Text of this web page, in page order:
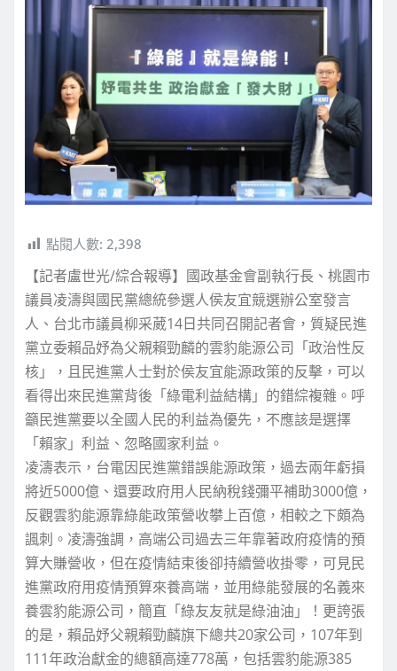
點閱人數: 2,398
【記者盧世光/綜合報導】國政基金會副執行長、桃園市
議員凌濤與國民黨總統參選人侯友宜競選辦公室發言
人、台北市議員柳采葳14日共同召開記者會，質疑民進
黨立委賴品妤為父親賴勁麟的雲豹能源公司「政治性反
核」，且民進黨人士對於侯友宜能源政策的反擊，可以
看得出來民進黨背後「綠電利益結構」的錯綜複雜。呼
籲民進黨要以全國人民的利益為優先，不應該是選擇
「賴家」利益、忽略國家利益。
凌濤表示，台電因民進黨錯誤能源政策，過去兩年虧損
將近5000億、還要政府用人民納稅錢彌平補助3000億，
反觀雲豹能源靠綠能政策營收攀上百億，相較之下頗為
諷刺。凌濤強調，高端公司過去三年靠著政府疫情的預
算大賺營收，但在疫情結束後卻持續營收掛零，可見民
進黨政府用疫情預算來養高端，並用綠能發展的名義來
養雲豹能源公司，簡直「綠友友就是綠油油」！更誇張
的是，賴品妤父親賴勁麟旗下總共20家公司，107年到
111年政治獻金的總額高達778萬，包括雲豹能源385